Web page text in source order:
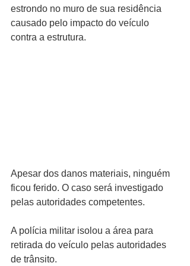
estrondo no muro de sua residência
causado pelo impacto do veículo
contra a estrutura.
Apesar dos danos materiais, ninguém
ficou ferido. O caso será investigado
pelas autoridades competentes.
A polícia militar isolou a área para
retirada do veículo pelas autoridades
de trânsito.